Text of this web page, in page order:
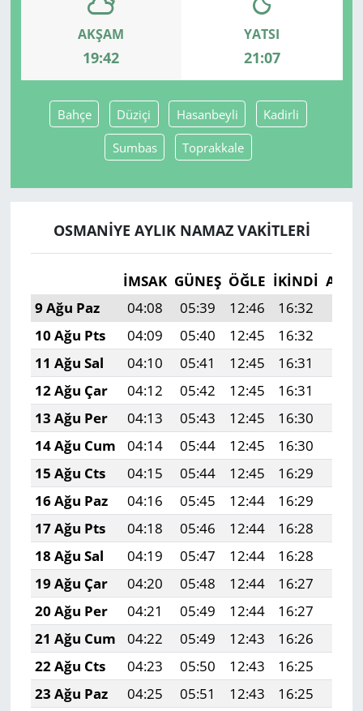
AKŞAM
19:42
YATSI
21:07
Bahçe Düziçi Hasanbeyli Kadirli
Sumbas Toprakkale
OSMANIYE AYLIK NAMAZ VAKITLERI
İMSAK GÜNEŞ ÖĞLE İKINDI
9 Ağu Paz
04:08 05:39 12:46 16:32
10 Ağu Pts
04:09 05:40 12:45 16:32
11 Ağu Sal
04:10 05:41 12:45 16:31
12 Ağu Çar
04:12 05:42 12:45 16:31
13 Ağu Per
04:13 05:43 12:45 16:30
14 Ağu Cum
04:14 05:44 12:45 16:30
15 Ağu Cts
04:15 05:44 12:45 16:29
16 Ağu Paz
04:16 05:45 12:44 16:29
17 Ağu Pts
04:18 05:46 12:44 16:28
18 Ağu Sal
04:19 05:47 12:44 16:28
19 Ağu Çar
04:20 05:48 12:44 16:27
20 Ağu Per
04:21 05:49 12:44 16:27
21 Ağu Cum
04:22 05:49 12:43 16:26
22 Ağu Cts
04:23 05:50 12:43 16:25
23 Ağu Paz
04:25 05:51 12:43 16:25
Yerel